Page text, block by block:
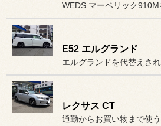
WEDS マーベリック910M
E52 エルグランド
レクサス CT
通勤からお買い物まで使